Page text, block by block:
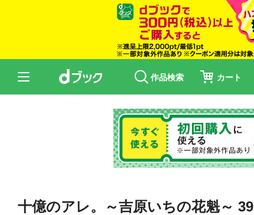
作品検索 カート
十億のアレ。～吉原いちの花魁～ 39